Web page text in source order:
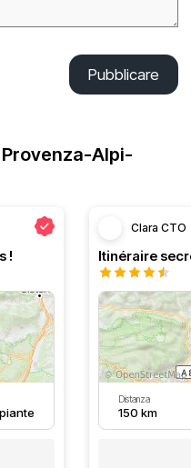
Pubblicare
Alpi-
!
Clara CTO
Distanza
150 km